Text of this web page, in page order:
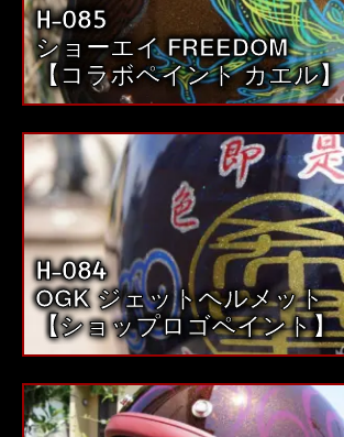
H-085
ショーエイ FREEDOM
【コラボペイント カエル】
H-084
OGK ジェットヘルメット
【ショップロゴペイント】